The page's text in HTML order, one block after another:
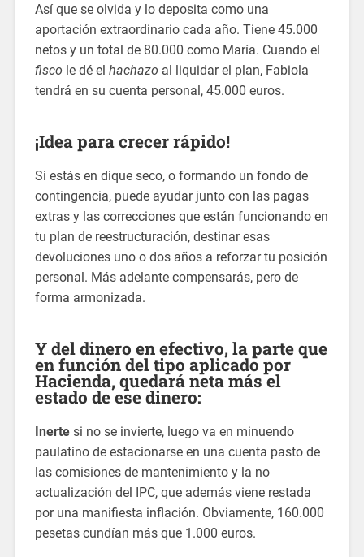
Así que se olvida y lo deposita como una
aportación extraordinario cada año. Tiene 45.000
netos y un total de 80.000 como María. Cuando el
fisco le dé el hachazo al liquidar el plan, Fabiola
tendrá en su cuenta personal, 45.000 euros.
¡Idea para crecer rápido!
Si estás en dique seco, o formando un fondo de
contingencia, puede ayudar junto con las pagas
extras y las correcciones que están funcionando en
tu plan de reestructuración, destinar esas
devoluciones uno o dos años a reforzar tu posición
personal. Más adelante compensarás, pero de
forma armonizada.
Y del dinero en efectivo, la parte que
en función del tipo aplicado por
Hacienda, quedará neta más el
estado de ese dinero:
Inertesi no se invierte, luego va en minuendo
paulatino de estacionarse en una cuenta pasto de
las comisiones de mantenimiento y la no
actualización del IPC, que además viene restada
por una manifiesta inflación. Obviamente, 160.000
pesetas cundían más que 1.000 euros.